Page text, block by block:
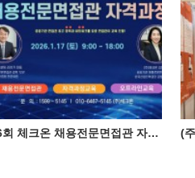
제6회 체크온 채용전문면접관 자격과정(2026년 1월 17일)